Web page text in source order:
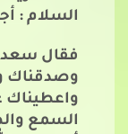
السلام :
فقال سعد
وصدقناك
واعطيناك
السمع